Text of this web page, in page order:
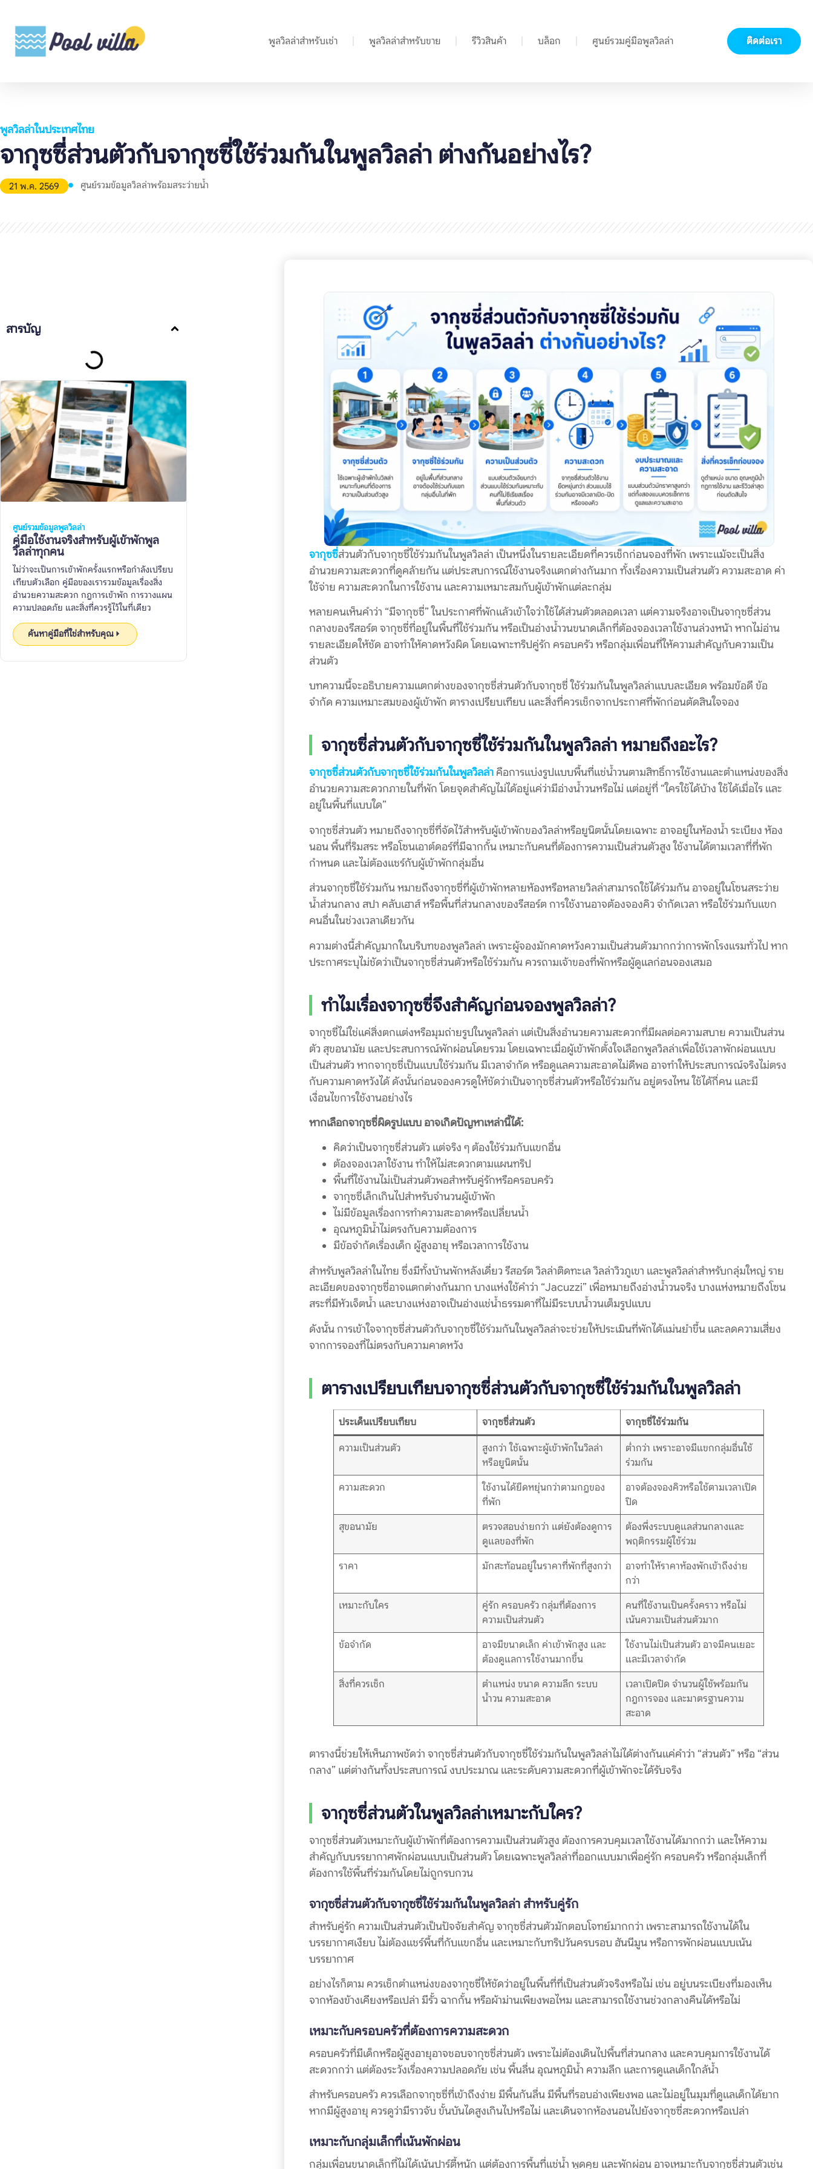
พูลวิลล่าสำหรับเช่า พูลวิลล่าสำหรับขาย รีวิวสินค้า บล็อก ศูนย์รวมคู่มือพูลวิลล่า ติดต่อเรา
พูลวิลล่าในประเทศไทย
จากุซซี่ส่วนตัวกับจากุซซี่ใช้ร่วมกันในพูลวิลล่า ต่างกันอย่างไร?
21 พ.ค. 2569 ศูนย์รวมข้อมูลวิลล่าพร้อมสระว่ายน้ำ
สารบัญ
ศูนย์รวมข้อมูลพูลวิลล่า
คู่มือใช้งานจริงสำหรับผู้เข้าพักพูล
วิลล่าทุกคน
ไม่ว่าจะเป็นการเข้าพักครั้งแรกหรือกำลังเปรียบ
เทียบตัวเลือก คู่มือของเรารวมข้อมูลเรื่องสิ่ง
อำนวยความสะดวก กฎการเข้าพัก การวางแผน
ความปลอดภัย และสิ่งที่ควรรู้ไว้ในที่เดียว
ค้นหาคู่มือที่ใช่สำหรับคุณ
จากุซซี่ส่วนตัวกับจากุซซี่ใช้ร่วมกันในพูลวิลล่า เป็นหนึ่งในรายละเอียดที่ควรเช็กก่อนจองที่พัก เพราะแม้จะเป็นสิ่ง
อำนวยความสะดวกที่ดูคล้ายกัน แต่ประสบการณ์ใช้งานจริงแตกต่างกันมาก ทั้งเรื่องความเป็นส่วนตัว ความสะอาด ค่า
ใช้จ่าย ความสะดวกในการใช้งาน และความเหมาะสมกับผู้เข้าพักแต่ละกลุ่ม
หลายคนเห็นคำว่า “มีจากุซซี่” ในประกาศที่พักแล้วเข้าใจว่าใช้ได้ส่วนตัวตลอดเวลา แต่ความจริงอาจเป็นจากุซซี่ส่วน
กลางของรีสอร์ต จากุซซี่ที่อยู่ในพื้นที่ใช้ร่วมกัน หรือเป็นอ่างน้ำวนขนาดเล็กที่ต้องจองเวลาใช้งานล่วงหน้า หากไม่อ่าน
รายละเอียดให้ชัด อาจทำให้คาดหวังผิด โดยเฉพาะทริปคู่รัก ครอบครัว หรือกลุ่มเพื่อนที่ให้ความสำคัญกับความเป็น
ส่วนตัว
บทความนี้จะอธิบายความแตกต่างของจากุซซี่ส่วนตัวกับจากุซซี่ ใช้ร่วมกันในพูลวิลล่าแบบละเอียด พร้อมข้อดี ข้อ
จำกัด ความเหมาะสมของผู้เข้าพัก ตารางเปรียบเทียบ และสิ่งที่ควรเช็กจากประกาศที่พักก่อนตัดสินใจจอง
จากุซซี่ส่วนตัวกับจากุซซี่ใช้ร่วมกันในพูลวิลล่า หมายถึงอะไร?
จากุซซี่ส่วนตัวกับจากุซซี่ใช้ร่วมกันในพูลวิลล่าคือการแบ่งรูปแบบพื้นที่แช่น้ำวนตามสิทธิ์การใช้งานและตำแหน่งของสิ่ง
อำนวยความสะดวกภายในที่พัก โดยจุดสำคัญไม่ได้อยู่แค่ว่ามีอ่างน้ำวนหรือไม่ แต่อยู่ที่ “ใครใช้ได้บ้าง ใช้ได้เมื่อไร และ
อยู่ในพื้นที่แบบใด”
จากุซซี่ส่วนตัว หมายถึงจากุซซี่ที่จัดไว้สำหรับผู้เข้าพักของวิลล่าหรือยูนิตนั้นโดยเฉพาะ อาจอยู่ในห้องน้ำ ระเบียง ห้อง
นอน พื้นที่ริมสระ หรือโซนเอาต์ดอร์ที่มีฉากกั้น เหมาะกับคนที่ต้องการความเป็นส่วนตัวสูง ใช้งานได้ตามเวลาที่ที่พัก
กำหนด และไม่ต้องแชร์กับผู้เข้าพักกลุ่มอื่น
ส่วนจากุซซี่ใช้ร่วมกัน หมายถึงจากุซซี่ที่ผู้เข้าพักหลายห้องหรือหลายวิลล่าสามารถใช้ได้ร่วมกัน อาจอยู่ในโซนสระว่าย
น้ำส่วนกลาง สปา คลับเฮาส์ หรือพื้นที่ส่วนกลางของรีสอร์ต การใช้งานอาจต้องจองคิว จำกัดเวลา หรือใช้ร่วมกับแขก
คนอื่นในช่วงเวลาเดียวกัน
ความต่างนี้สำคัญมากในบริบทของพูลวิลล่า เพราะผู้จองมักคาดหวังความเป็นส่วนตัวมากกว่าการพักโรงแรมทั่วไป หาก
ประกาศระบุไม่ชัดว่าเป็นจากุซซี่ส่วนตัวหรือใช้ร่วมกัน ควรถามเจ้าของที่พักหรือผู้ดูแลก่อนจองเสมอ
ทำไมเรื่องจากุซซี่จึงสำคัญก่อนจองพูลวิลล่า?
จากุซซี่ไม่ใช่แค่สิ่งตกแต่งหรือมุมถ่ายรูปในพูลวิลล่า แต่เป็นสิ่งอำนวยความสะดวกที่มีผลต่อความสบาย ความเป็นส่วน
ตัว สุขอนามัย และประสบการณ์พักผ่อนโดยรวม โดยเฉพาะเมื่อผู้เข้าพักตั้งใจเลือกพูลวิลล่าเพื่อใช้เวลาพักผ่อนแบบ
เป็นส่วนตัว หากจากุซซี่เป็นแบบใช้ร่วมกัน มีเวลาจำกัด หรือดูแลความสะอาดไม่ดีพอ อาจทำให้ประสบการณ์จริงไม่ตรง
กับความคาดหวังได้ ดังนั้นก่อนจองควรดูให้ชัดว่าเป็นจากุซซี่ส่วนตัวหรือใช้ร่วมกัน อยู่ตรงไหน ใช้ได้กี่คน และมี
เงื่อนไขการใช้งานอย่างไร
หากเลือกจากุซซี่ผิดรูปแบบ อาจเกิดปัญหาเหล่านี้ได้:
คิดว่าเป็นจากุซซี่ส่วนตัว แต่จริง ๆ ต้องใช้ร่วมกับแขกอื่น
ต้องจองเวลาใช้งาน ทำให้ไม่สะดวกตามแผนทริป
พื้นที่ใช้งานไม่เป็นส่วนตัวพอสำหรับคู่รักหรือครอบครัว
จากุซซี่เล็กเกินไปสำหรับจำนวนผู้เข้าพัก
ไม่มีข้อมูลเรื่องการทำความสะอาดหรือเปลี่ยนน้ำ
อุณหภูมิน้ำไม่ตรงกับความต้องการ
มีข้อจำกัดเรื่องเด็ก ผู้สูงอายุ หรือเวลาการใช้งาน
สำหรับพูลวิลล่าในไทย ซึ่งมีทั้งบ้านพักหลังเดี่ยว รีสอร์ต วิลล่าติดทะเล วิลล่าวิวภูเขา และพูลวิลล่าสำหรับกลุ่มใหญ่ ราย
ละเอียดของจากุซซี่อาจแตกต่างกันมาก บางแห่งใช้คำว่า “Jacuzzi” เพื่อหมายถึงอ่างน้ำวนจริง บางแห่งหมายถึงโซน
สระที่มีหัวเจ็ตน้ำ และบางแห่งอาจเป็นอ่างแช่น้ำธรรมดาที่ไม่มีระบบน้ำวนเต็มรูปแบบ
ดังนั้น การเข้าใจจากุซซี่ส่วนตัวกับจากุซซี่ใช้ร่วมกันในพูลวิลล่าจะช่วยให้ประเมินที่พักได้แม่นยำขึ้น และลดความเสี่ยง
จากการจองที่ไม่ตรงกับความคาดหวัง
ตารางเปรียบเทียบจากุซซี่ส่วนตัวกับจากุซซี่ใช้ร่วมกันในพูลวิลล่า
ประเด็นเปรียบเทียบ จากุซซี่ส่วนตัว จากุซซี่ใช้ร่วมกัน
ความเป็นส่วนตัว
สูงกว่า ใช้เฉพาะผู้เข้าพักในวิลล่า
หรือยูนิตนั้น
ต่ำกว่า เพราะอาจมีแขกกลุ่มอื่นใช้
ร่วมกัน
ความสะดวก
ใช้งานได้ยืดหยุ่นกว่าตามกฎของ
ที่พัก
อาจต้องจองคิวหรือใช้ตามเวลาเปิด
ปิด
สุขอนามัย
ตรวจสอบง่ายกว่า แต่ยังต้องดูการ
ดูแลของที่พัก
ต้องพึ่งระบบดูแลส่วนกลางและ
พฤติกรรมผู้ใช้ร่วม
ราคา
มักสะท้อนอยู่ในราคาที่พักที่สูงกว่า
อาจทำให้ราคาห้องพักเข้าถึงง่าย
กว่า
เหมาะกับใคร
คู่รัก ครอบครัว กลุ่มที่ต้องการ
ความเป็นส่วนตัว
คนที่ใช้งานเป็นครั้งคราว หรือไม่
เน้นความเป็นส่วนตัวมาก
ข้อจำกัด
อาจมีขนาดเล็ก ค่าเข้าพักสูง และ
ต้องดูแลการใช้งานมากขึ้น
ใช้งานไม่เป็นส่วนตัว อาจมีคนเยอะ
และมีเวลาจำกัด
สิ่งที่ควรเช็ก
ตำแหน่ง ขนาด ความลึก ระบบ
น้ำวน ความสะอาด
เวลาเปิดปิด จำนวนผู้ใช้พร้อมกัน
กฎการจอง และมาตรฐานความ
สะอาด
ตารางนี้ช่วยให้เห็นภาพชัดว่า จากุซซี่ส่วนตัวกับจากุซซี่ใช้ร่วมกันในพูลวิลล่าไม่ได้ต่างกันแค่คำว่า “ส่วนตัว” หรือ “ส่วน
กลาง” แต่ต่างกันทั้งประสบการณ์ งบประมาณ และระดับความสะดวกที่ผู้เข้าพักจะได้รับจริง
จากุซซี่ส่วนตัวในพูลวิลล่าเหมาะกับใคร?
จากุซซี่ส่วนตัวเหมาะกับผู้เข้าพักที่ต้องการความเป็นส่วนตัวสูง ต้องการควบคุมเวลาใช้งานได้มากกว่า และให้ความ
สำคัญกับบรรยากาศพักผ่อนแบบเป็นส่วนตัว โดยเฉพาะพูลวิลล่าที่ออกแบบมาเพื่อคู่รัก ครอบครัว หรือกลุ่มเล็กที่
ต้องการใช้พื้นที่ร่วมกันโดยไม่ถูกรบกวน
จากุซซี่ส่วนตัวกับจากุซซี่ใช้ร่วมกันในพูลวิลล่า สำหรับคู่รัก
สำหรับคู่รัก ความเป็นส่วนตัวเป็นปัจจัยสำคัญ จากุซซี่ส่วนตัวมักตอบโจทย์มากกว่า เพราะสามารถใช้งานได้ใน
บรรยากาศเงียบ ไม่ต้องแชร์พื้นที่กับแขกอื่น และเหมาะกับทริปวันครบรอบ ฮันนีมูน หรือการพักผ่อนแบบเน้น
บรรยากาศ
อย่างไรก็ตาม ควรเช็กตำแหน่งของจากุซซี่ให้ชัดว่าอยู่ในพื้นที่ที่เป็นส่วนตัวจริงหรือไม่ เช่น อยู่บนระเบียงที่มองเห็น
จากห้องข้างเคียงหรือเปล่า มีรั้ว ฉากกั้น หรือผ้าม่านเพียงพอไหม และสามารถใช้งานช่วงกลางคืนได้หรือไม่
เหมาะกับครอบครัวที่ต้องการความสะดวก
ครอบครัวที่มีเด็กหรือผู้สูงอายุอาจชอบจากุซซี่ส่วนตัว เพราะไม่ต้องเดินไปพื้นที่ส่วนกลาง และควบคุมการใช้งานได้
สะดวกกว่า แต่ต้องระวังเรื่องความปลอดภัย เช่น พื้นลื่น อุณหภูมิน้ำ ความลึก และการดูแลเด็กใกล้น้ำ
สำหรับครอบครัว ควรเลือกจากุซซี่ที่เข้าถึงง่าย มีพื้นกันลื่น มีพื้นที่รอบอ่างเพียงพอ และไม่อยู่ในมุมที่ดูแลเด็กได้ยาก
หากมีผู้สูงอายุ ควรดูว่ามีราวจับ ขั้นบันไดสูงเกินไปหรือไม่ และเดินจากห้องนอนไปยังจากุซซี่สะดวกหรือเปล่า
เหมาะกับกลุ่มเล็กที่เน้นพักผ่อน
กลุ่มเพื่อนขนาดเล็กที่ไม่ได้เน้นปาร์ตี้หนัก แต่ต้องการพื้นที่แช่น้ำ พูดคุย และพักผ่อน อาจเหมาะกับจากุซซี่ส่วนตัวเช่น